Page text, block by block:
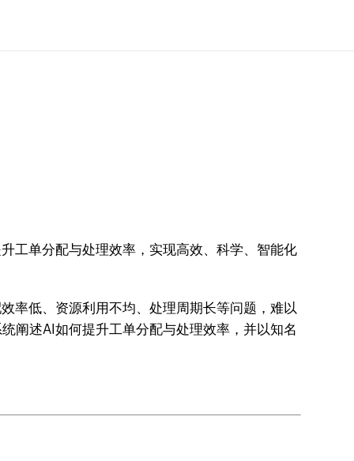
工单分配与处理效率，实现高效、科学、智能化
率低、资源利用不均、处理周期长等问题，难以
阐述AI如何提升工单分配与处理效率，并以知名